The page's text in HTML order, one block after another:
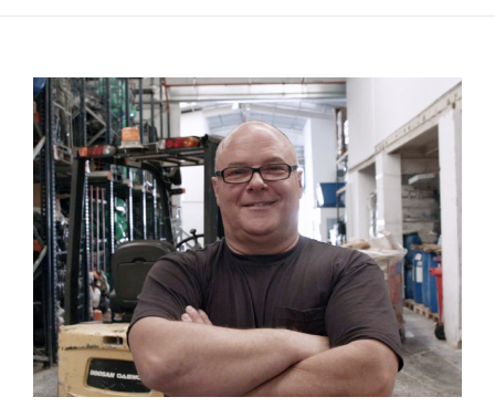
Ver
imagen
más
grande